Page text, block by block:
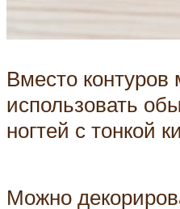
Вместо контуров
использовать
ногтей с тонкой
Можно